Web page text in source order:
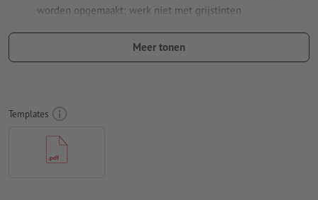
worden opgemaakt; werk niet met grijstinten
Gebruik geen effecten als schaduwen, verlopen, rasters,
Onze tip:
Verdana of Helvetica voor een optimale afdruk
Afstand motief tot het eindformaat: minimaal 1 mm
Meer tonen
Templates